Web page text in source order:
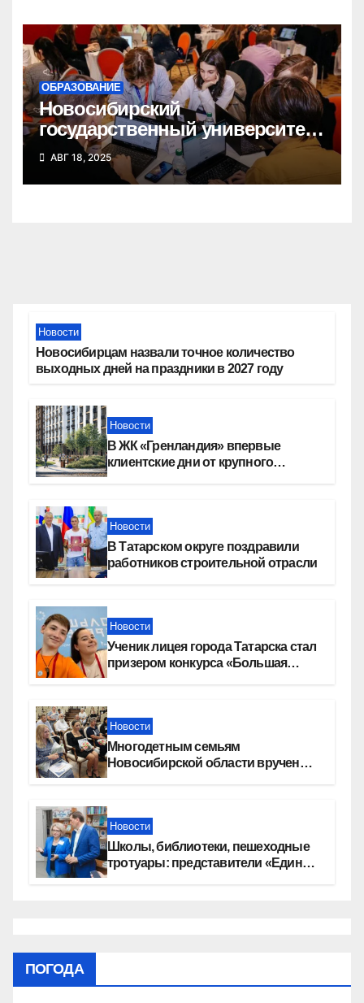
ОБРАЗОВАНИЕ
Новосибирский
государственный университет
победил в федеральном
конкурсе стартап-студий
АВГ 18, 2025
Новости
Новосибирцам назвали точное количество
выходных дней на праздники в 2027 году
Новости
В ЖК «Гренландия» впервые
клиентские дни от крупного
Новости
В Татарском округе поздравили
работников строительной отрасли
Новости
Ученик лицея города Татарска стал
призером конкурса «Большая
Новости
Многодетным семьям
Новосибирской области вручены
Новости
Школы, библиотеки, пешеходные
тротуары: представители «Единой
ПОГОДА